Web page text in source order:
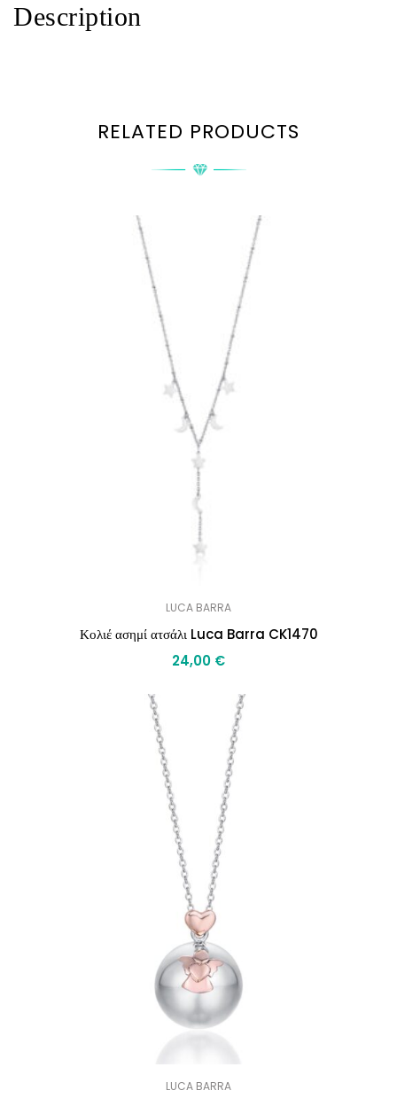
Description
RELATED PRODUCTS
LUCA BARRA
Κολιέ ασημί ατσάλι Luca Barra CK1470
24,00 €
LUCA BARRA